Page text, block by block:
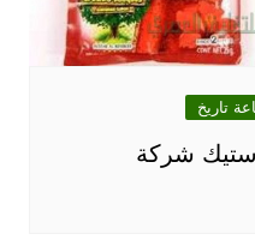
تاريخ
شركة